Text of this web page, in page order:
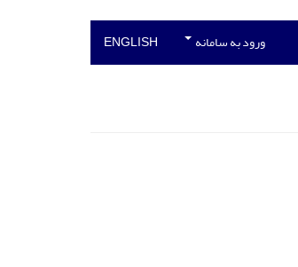
ورود به سامانه ENGLISH